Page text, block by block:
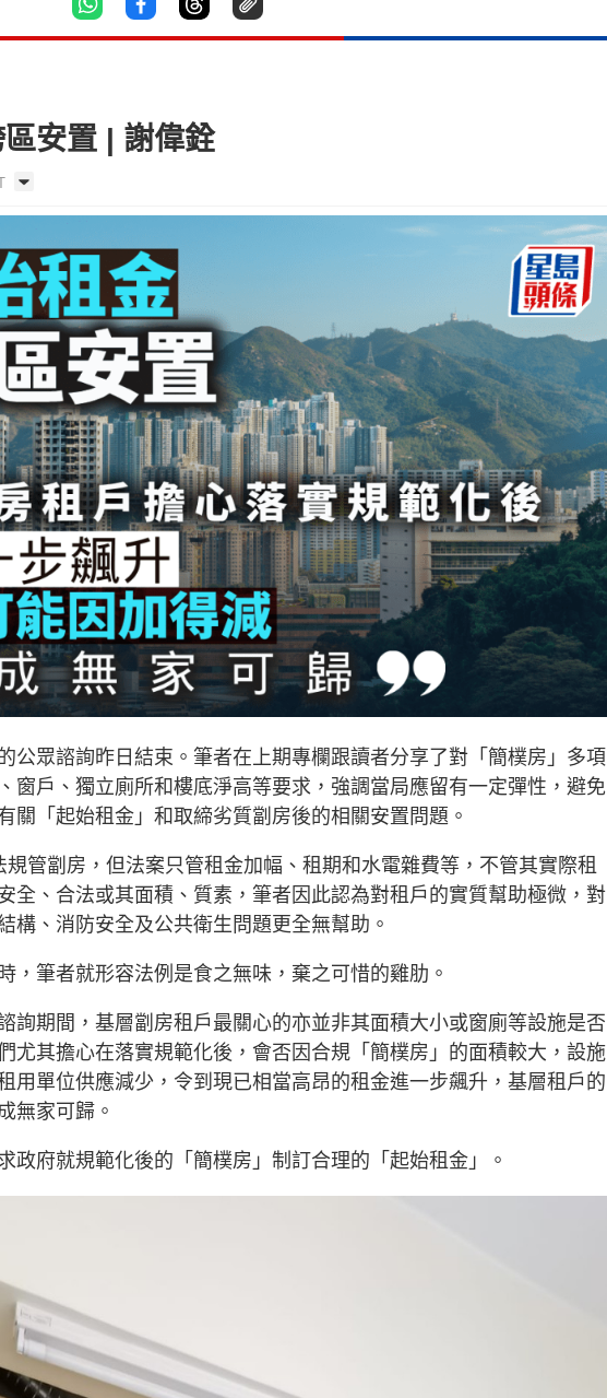
安置 | 謝偉銓
公眾諮詢昨日結束。筆者在上期專欄跟讀者分享了對「簡樸房」多項
窗戶、獨立廁所和樓底淨高等要求，強調當局應留有一定彈性，避免
關「起始租金」和取締劣質劏房後的相關安置問題。
管劏房，但法案只管租金加幅、租期和水電雜費等，不管其實際租
全、合法或其面積、質素，筆者因此認為對租戶的實質幫助極微，對
構、消防安全及公共衛生問題更全無幫助。
，筆者就形容法例是食之無味，棄之可惜的雞肋。
詢期間，基層劏房租戶最關心的亦並非其面積大小或窗廁等設施是否
尤其擔心在落實規範化後，會否因合規「簡樸房」的面積較大，設施
用單位供應減少，令到現已相當高昂的租金進一步飆升，基層租戶的
無家可歸。
政府就規範化後的「簡樸房」制訂合理的「起始租金」。